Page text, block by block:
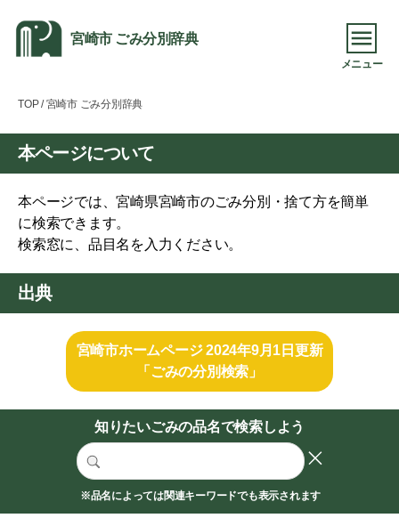
宮崎市 ごみ分別辞典
メニュー
TOP / 宮崎市 ごみ分別辞典
本ページについて
本ページでは、宮崎県宮崎市のごみ分別・捨て方を簡単
に検索できます。
検索窓に、品目名を入力ください。
出典
宮崎市ホームページ 2024年9月1日更新
「ごみの分別検索」
知りたいごみの品名で検索しよう
※品名によっては関連キーワードでも表示されます